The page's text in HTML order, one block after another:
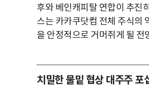
후와 베인캐피탈 연합이 추진
스는 카카쿠닷컴 전체 주식의
을 안정적으로 거머쥐게 될 전
치밀한 물밑 협상 대주주 포